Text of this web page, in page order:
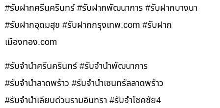
#รับฝากศรีนครินทร์ #รับฝากพัฒนาการ #รับฝากบางนา
#รับฝากอุดมสุข #รับฝากกรุงเทพ.com #รับฝาก
เมืองทอง.com
#รับจำนำศรีนครินทร์ #รับจำนำพัฒนาการ
#รับจำนำลาดพร้าว #รับจำนำเซนทรัลลาดพร้าว
#รับจำนำเลียบด่วนรามอินทรา #รับจำโชคชัย4